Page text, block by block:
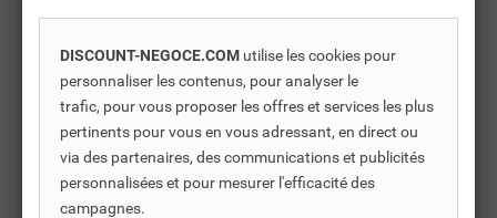
autonomie h
4/11
Ø évacuation
fumée
cm 8
Ø prise d'air
poids total
kg
151
vol. chauffable
DISCOUNT-NEGOCE.COM utilise les cookies pour
personnaliser les contenus, pour analyser le
trafic, pour vous proposer les offres et services les plus
pertinents pour vous en vous adressant, en direct ou
via des partenaires, des communications et publicités
personnalisées et pour mesurer l'efficacité des
campagnes.